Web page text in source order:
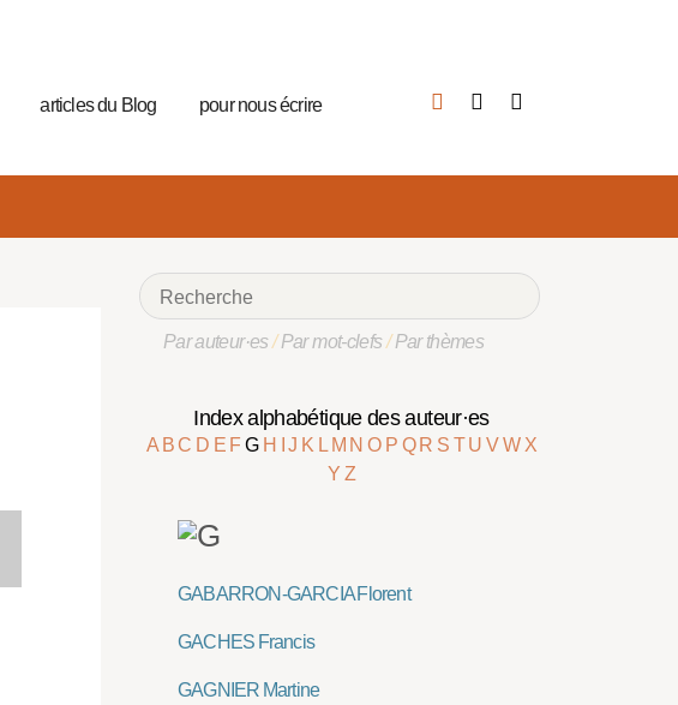
articles du Blog pour nous écrire
Par auteur·es/Par mot-clefs/Par thèmes
Index alphabétique des auteur·es
A BC D E FG H IJ K L M NO P Q R S TUVW X
Y Z
GABARRON-GARCIA Florent
GACHES Francis
GAGNIER Martine